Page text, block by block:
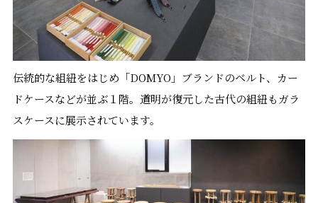
伝統的な組紐をはじめ「DOMYO」ブランドのベルト、カー
ドケースなどが並ぶ１階。道明が復元した古代の組紐もガラ
スケースに展示されています。